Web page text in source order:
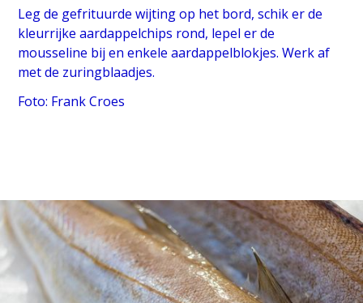
Leg de gefrituurde wijting op het bord, schik er de
kleurrijke aardappelchips rond, lepel er de
mousseline bij en enkele aardappelblokjes. Werk af
met de zuringblaadjes.
Foto: Frank Croes